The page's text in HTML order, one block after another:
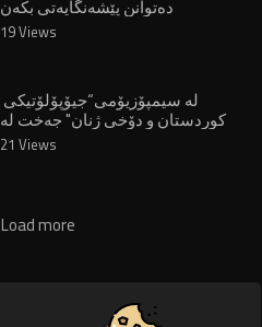
دەتوانن پێشەنگایەتی بکەن
19 Views
کوردستان و دۆخی ژنان" جەخت لە
ستاتۆی سیاسی کرایەوە
21 Views
Load more